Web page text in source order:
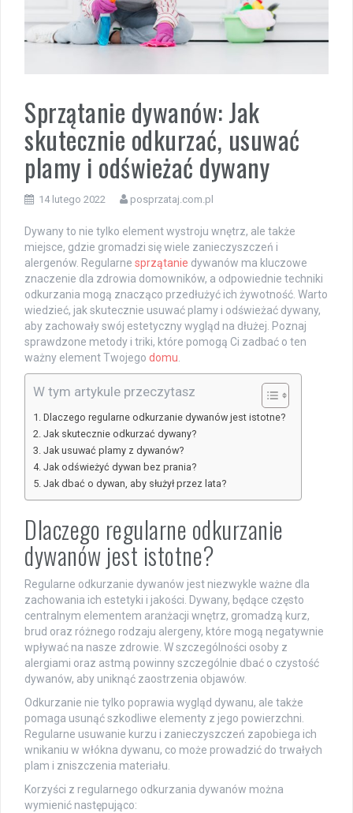
Sprzątanie dywanów: Jak
skutecznie odkurzać, usuwać
plamy i odświeżać dywany
14 lutego 2022 posprzataj.com.pl
Dywany to nie tylko element wystroju wnętrz, ale także
miejsce, gdzie gromadzi się wiele zanieczyszczeń i
alergenów. Regularne sprzątanie dywanów ma kluczowe
znaczenie dla zdrowia domowników, a odpowiednie techniki
odkurzania mogą znacząco przedłużyć ich żywotność. Warto
wiedzieć, jak skutecznie usuwać plamy i odświeżać dywany,
aby zachowały swój estetyczny wygląd na dłużej. Poznaj
sprawdzone metody i triki, które pomogą Ci zadbać o ten
ważny element Twojego domu
W tym artykule przeczytasz
Dlaczego regularne odkurzanie dywanów jest istotne?
Jak skutecznie odkurzać dywany?
Jak usuwać plamy z dywanów?
Jak odświeżyć dywan bez prania?
Jak dbać o dywan, aby służył przez lata?
Dlaczego regularne odkurzanie
dywanów jest istotne?
Regularne odkurzanie dywanów jest niezwykle ważne dla
zachowania ich estetyki i jakości. Dywany, będące często
centralnym elementem aranżacji wnętrz, gromadzą kurz,
brud oraz różnego rodzaju alergeny, które mogą negatywnie
wpływać na nasze zdrowie. W szczególności osoby z
alergiami oraz astmą powinny szczególnie dbać o czystość
dywanów, aby uniknąć zaostrzenia objawów.
Odkurzanie nie tylko poprawia wygląd dywanu, ale także
pomaga usunąć szkodliwe elementy z jego powierzchni.
Regularne usuwanie kurzu i zanieczyszczeń zapobiega ich
wnikaniu w włókna dywanu, co może prowadzić do trwałych
plam i zniszczenia materiału.
Korzyści z regularnego odkurzania dywanów można
wymienić następująco: